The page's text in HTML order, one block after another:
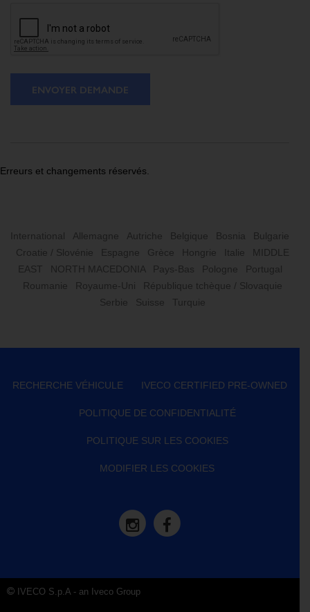
ENVOYER DEMANDE
Erreurs et changements réservés.
International Allemagne Autriche Belgique Bosnia
Bulgarie
Croatie / Slovénie
Espagne Grèce Hongrie Italie
MIDDLE
EAST
NORTH MACEDONIA Pays-Bas Pologne
Portugal
Roumanie
Royaume-Uni
République tchèque / Slovaquie
Serbie
Suisse Turquie
RECHERCHE VÉHICULE IVECO CERTIFIED PRE-OWNED
POLITIQUE DE CONFIDENTIALITÉ
POLITIQUE SUR LES COOKIES
MODIFIER LES COOKIES
IVECO S.p.A - an Iveco Group